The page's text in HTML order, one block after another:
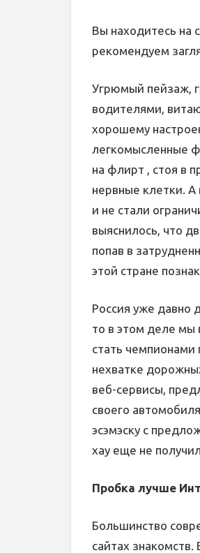
Вы находитесь на
рекомендуем
Угрюмый пейзаж,
водителями,
хорошему
легкомысленные
на флирт , стоя в
нервные клетки. А
и не стали
выяснилось, что
попав в
этой стране
Россия уже давно
то в этом деле мы
стать чемпионами
нехватке
веб-сервисы,
своего
эсэмэску с
хау еще не
Пробка лучше
Большинство
сайтах